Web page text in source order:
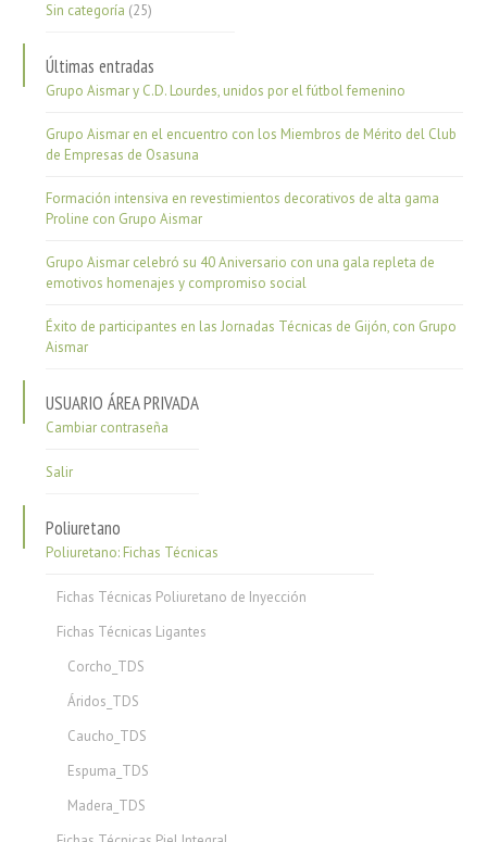
Sin categoría (25)
Últimas entradas
Grupo Aismar y C.D. Lourdes, unidos por el fútbol femenino
Grupo Aismar en el encuentro con los Miembros de Mérito del Club
de Empresas de Osasuna
Formación intensiva en revestimientos decorativos de alta gama
Proline con Grupo Aismar
Grupo Aismar celebró su 40 Aniversario con una gala repleta de
emotivos homenajes y compromiso social
Éxito de participantes en las Jornadas Técnicas de Gijón, con Grupo
Aismar
USUARIO ÁREA PRIVADA
Cambiar contraseña
Salir
Poliuretano
Poliuretano: Fichas Técnicas
Fichas Técnicas Poliuretano de Inyección
Fichas Técnicas Ligantes
Corcho_TDS
Áridos_TDS
Caucho_TDS
Espuma_TDS
Madera_TDS